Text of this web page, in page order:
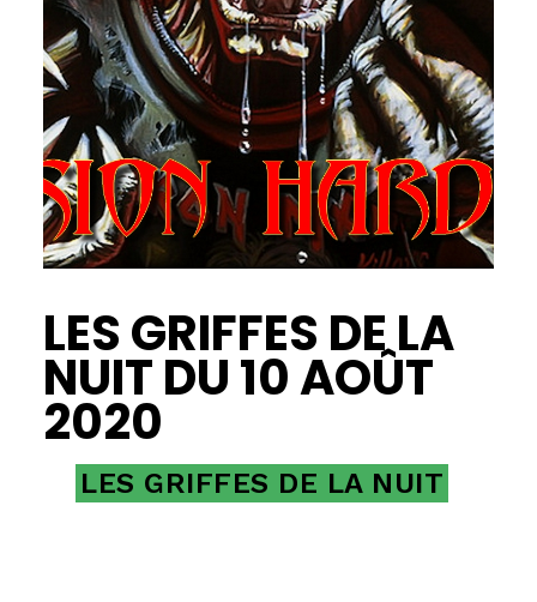
LES GRIFFES DE LA
NUIT DU 10 AOÛT
2020
LES GRIFFES DE LA NUIT